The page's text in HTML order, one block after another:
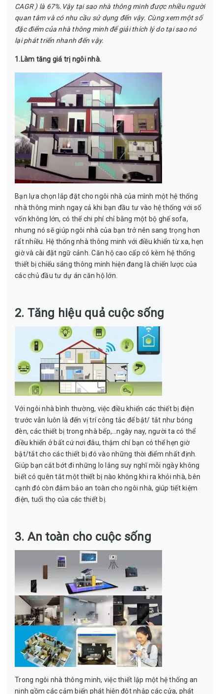
CAGR ) là 67%.Vậy tại sao nhà thông minh được nhiều người
quan tâm và có nhu cầu sử dụng đến vậy. Cùng xem một số
đặc điểm của nhà thông minh để giải thích lý do tại sao nó
lại phát triển nhanh đến vậy.
1.Làm tăng giá trị ngôi nhà.
Bạn lựa chọn lắp đặt cho ngôi nhà của mình một hệ thống
nhà thông minh ngay cả khi bạn đầu tư vào hệ thống với số
vốn không lớn, có thể chi phí chỉ bằng một bộ ghế sofa,
nhưng nó sẽ giúp ngôi nhà của bạn trở nên sang trọng hơn
rất nhiều. Hệ thống nhà thông minh với điều khiển từ xa, hẹn
giờ và cài đặt ngữ cảnh. Căn hộ cao cấp có kèm hệ thống
thiết bị chiếu sáng thông minh hiện đang là chiến lược của
các chủ đầu tư dự án căn hộ lớn.
2. Tăng hiệu quả cuộc sống
Với ngôi nhà bình thường, việc điều khiển các thiết bị điện
trước vẫn luôn là đến vị trí công tắc để bật/ tắt như bóng
đèn, các thiết bị trong nhà bếp,…ngày nay, người ta có thể
điều khiển ở bất cứ nơi đâu, thậm chí bạn có thể hẹn giờ
bật/tắt cho các thiết bị đó vào những thời điểm nhất định.
Giúp bạn cắt bớt đi những lo lắng suy nghĩ mỗi ngày không
biết có quên tắt một thiết bị nào không khi ra khỏi nhà, bên
cạnh đó còn đảm bảo an toàn cho ngôi nhà, giúp tiết kiệm
điện, tuổi thọ của các thiết bị.
3. An toàn cho cuộc sống
Trong ngôi nhà thông minh, việc thiết lập một hệ thống an
ninh gồm các cảm biến phát hiện đột nhập các cửa, phát